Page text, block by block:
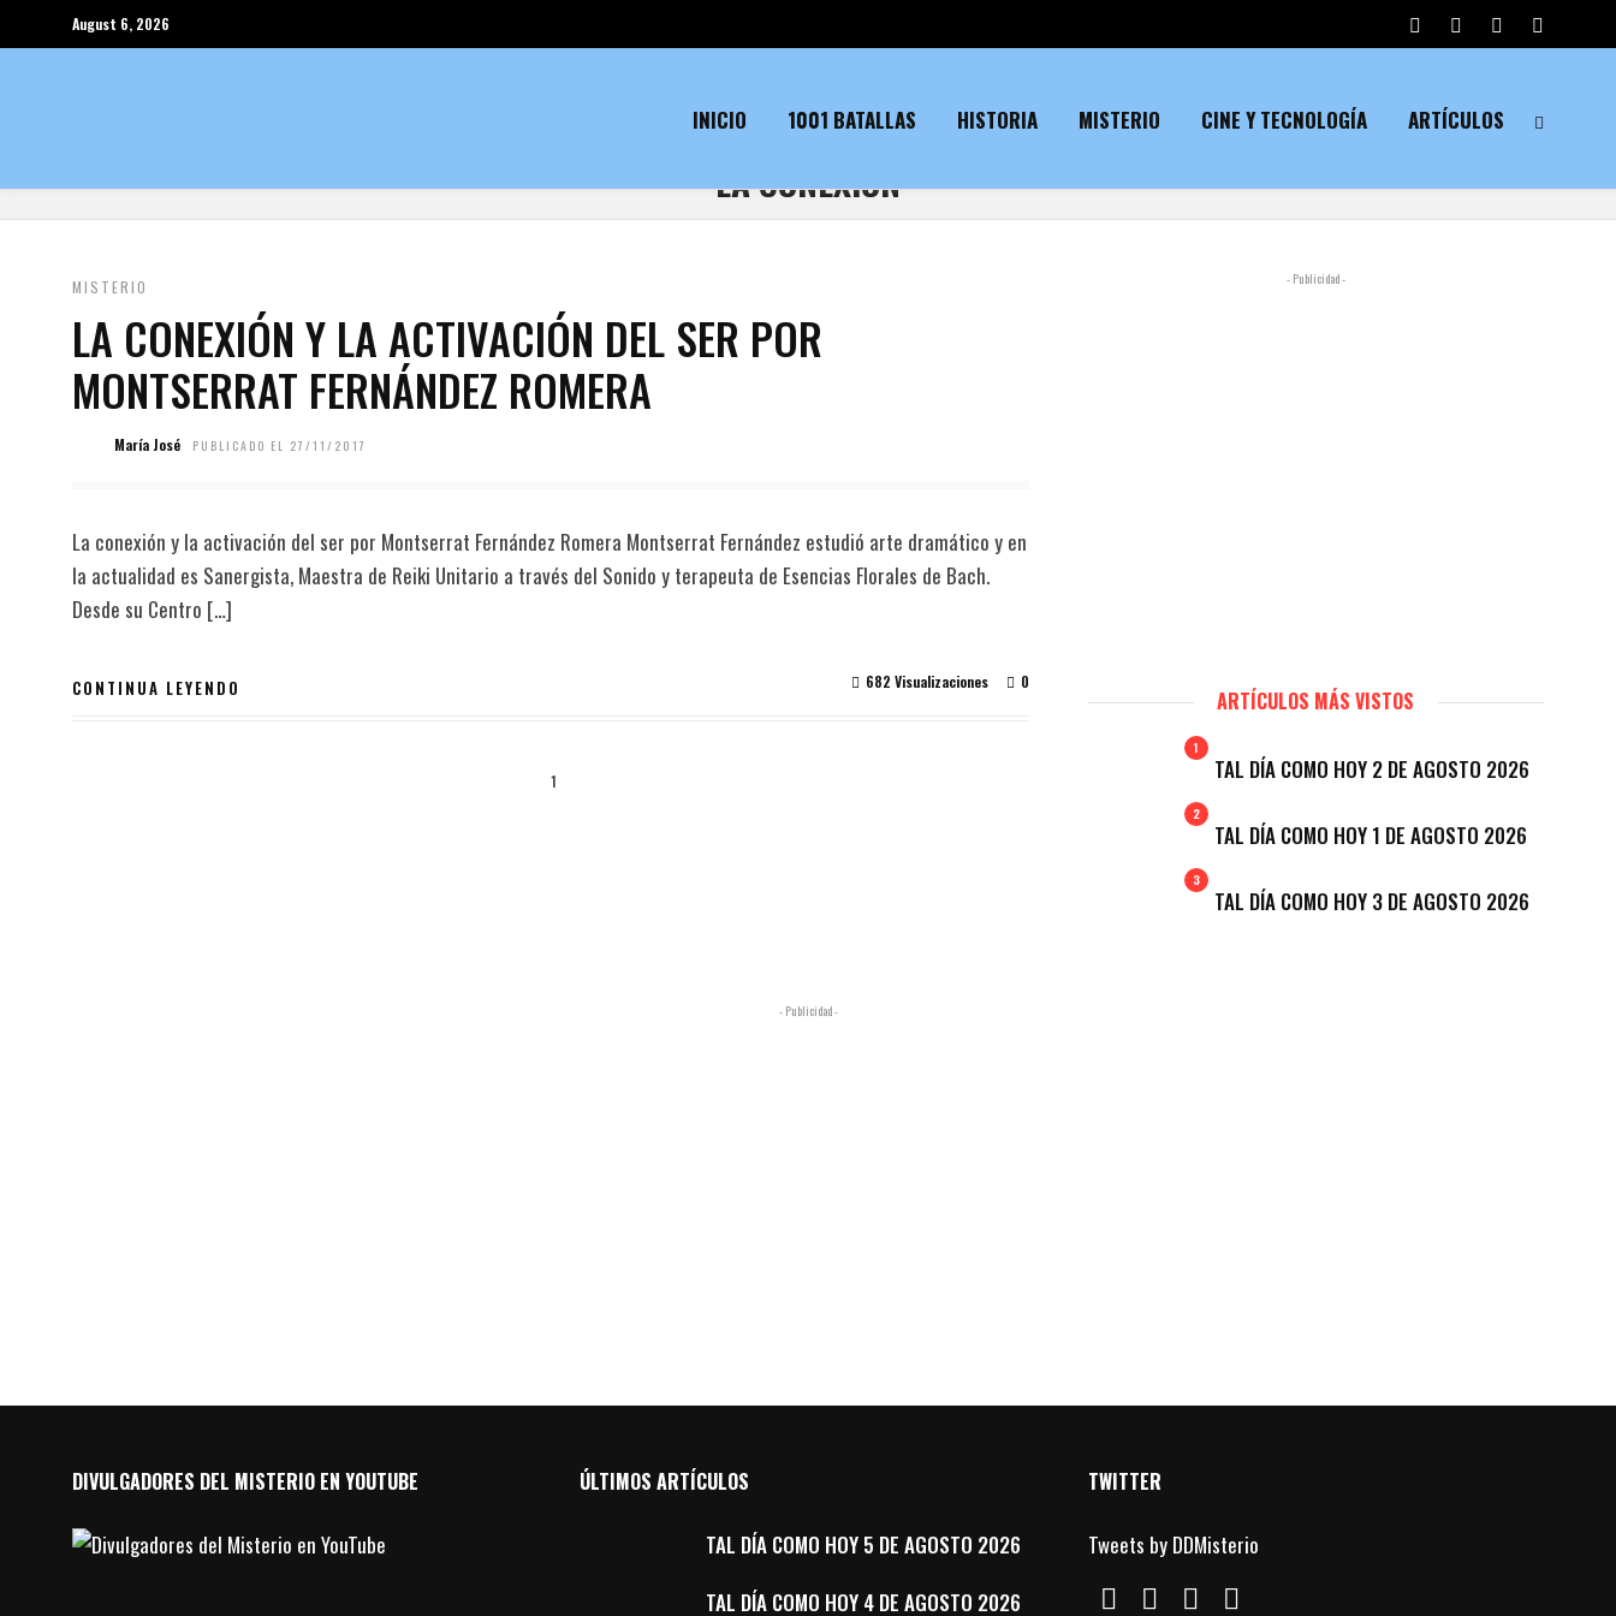
August 6, 2026
INICIO 1001 BATALLAS HISTORIA MISTERIO CINE Y TECNOLOGÍA ARTÍCULOS
LA CONEXIÓN
MISTERIO
LA CONEXIÓN Y LA ACTIVACIÓN DEL SER POR
MONTSERRAT FERNÁNDEZ ROMERA
María José PUBLICADO EL 27/11/2017
La conexión y la activación del ser por Montserrat Fernández Romera Montserrat Fernández estudió arte dramático y en
la actualidad es Sanergista, Maestra de Reiki Unitario a través del Sonido y terapeuta de Esencias Florales de Bach.
Desde su Centro […]
CONTINUA LEYENDO 0
682 Visualizaciones
1
- Publicidad -
ARTÍCULOS MÁS VISTOS
1
TAL DÍA COMO HOY 2 DE AGOSTO 2026
2
TAL DÍA COMO HOY 1 DE AGOSTO 2026
3
TAL DÍA COMO HOY 3 DE AGOSTO 2026
- Publicidad -
DIVULGADORES DEL MISTERIO EN YOUTUBE ÚLTIMOS ARTÍCULOS
TAL DÍA COMO HOY 5 DE AGOSTO 2026
TAL DÍA COMO HOY 4 DE AGOSTO 2026
TWITTER
Tweets by DDMisterio